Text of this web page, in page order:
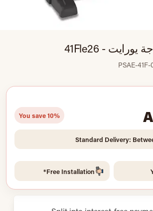
You save 10%
Standard Delivery:
Free Installation*